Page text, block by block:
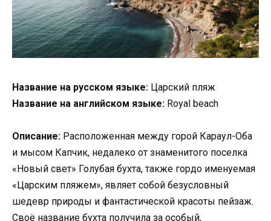
Название на русском языке: Царский пляж
Название на английском языке: Royal beach
Описание: Расположенная между горой Караул-Оба
и мысом Капчик, недалеко от знаменитого поселка
«Новый свет» Голубая бухта, также гордо именуемая
«Царским пляжем», являет собой безусловный
шедевр природы и фантастической красоты пейзаж.
Своё название бухта получила за особый,